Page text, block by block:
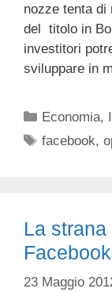
nozze tenta di
del titolo in
investitori
sviluppare in
Categorie
Economia,
Tag
facebook,
La strana
23 Maggio